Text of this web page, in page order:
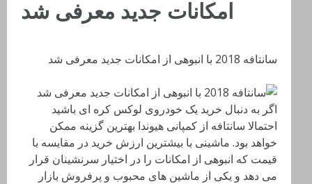
امکانات جدید معرفی شد
سانتافه 2018 با انبوهی از امکانات جدید معرفی شد
اگر به دنبال خرید یک خودروی لوکس کره ای باشید
احتمالا سانتافه از کمپانی هیوندا بهترین گزینه ممکن
خواهد بود. ماشینی با بیشترین ارزش خرید در مقایسه با
قیمت که انبوهی از امکانات را در اختیار سرنشینان قرار
می دهد و یکی از ماشین های محبوب و پرفروش بازار